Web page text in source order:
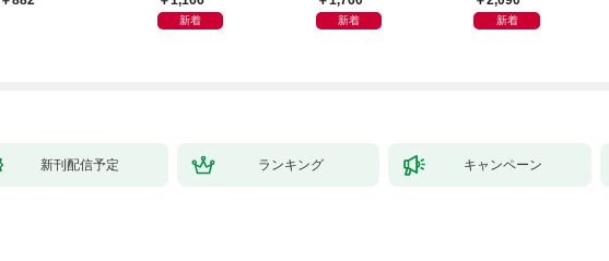
とスポーツビジネスに
新着 新着
プログラム
新着
新刊配信予定 ランキング キャンペーン